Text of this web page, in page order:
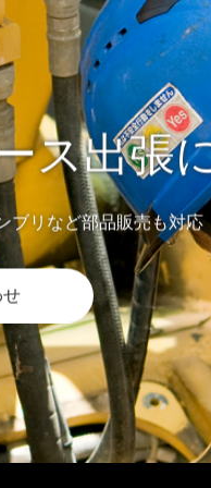
ス出張
ブリなど部品販売も対応
せ